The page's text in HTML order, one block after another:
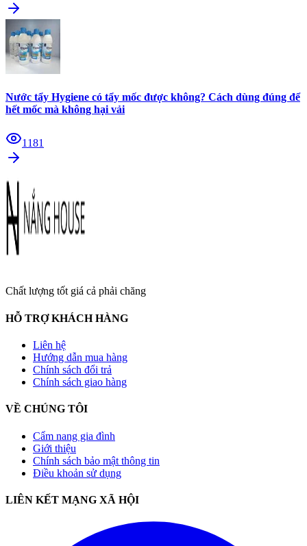
Nước tẩy Hygiene có tẩy mốc được không? Cách dùng đúng để
hết mốc mà không hại vải
1181
Chất lượng tốt giá cả phải chăng
HỖ TRỢ KHÁCH HÀNG
Liên hệ
Hướng dẫn mua hàng
Chính sách đổi trả
Chính sách giao hàng
VỀ CHÚNG TÔI
Cẩm nang gia đình
Giới thiệu
Chính sách bảo mật thông tin
Điều khoản sử dụng
LIÊN KẾT MẠNG XÃ HỘI